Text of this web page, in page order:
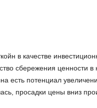
в качестве
сбережения ценности
есть потенциал
просадки цены вниз